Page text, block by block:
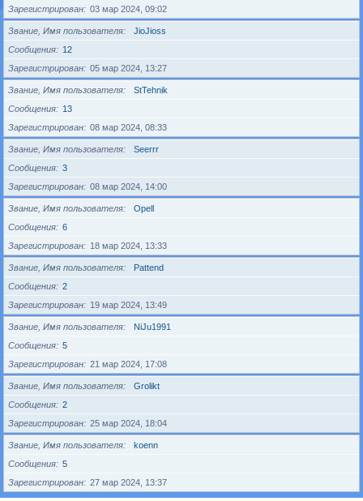
Зарегистрирован
03 мар 2024, 09:02
Звание, Имя пользователя
JioJioss
Сообщения
12
Зарегистрирован
05 мар 2024, 13:27
Звание, Имя пользователя
StTehnik
Сообщения
13
Зарегистрирован
08 мар 2024, 08:33
Звание, Имя пользователя
Seerrr
Сообщения
3
Зарегистрирован
08 мар 2024, 14:00
Звание, Имя пользователя
Opell
Сообщения
6
Зарегистрирован
18 мар 2024, 13:33
Звание, Имя пользователя
Pattend
Сообщения
2
Зарегистрирован
19 мар 2024, 13:49
Звание, Имя пользователя
NiJu1991
Сообщения
5
Зарегистрирован
21 мар 2024, 17:08
Звание, Имя пользователя
Grolikt
Сообщения
2
Зарегистрирован
25 мар 2024, 18:04
Звание, Имя пользователя
koenn
Сообщения
5
Зарегистрирован
27 мар 2024, 13:37